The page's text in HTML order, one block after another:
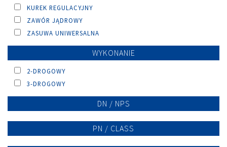
KUREK REGULACYJNY
ZAWÓR JĄDROWY
ZASUWA UNIWERSALNA
WYKONANIE
2-DROGOWY
3-DROGOWY
DN / NPS
PN / CLASS